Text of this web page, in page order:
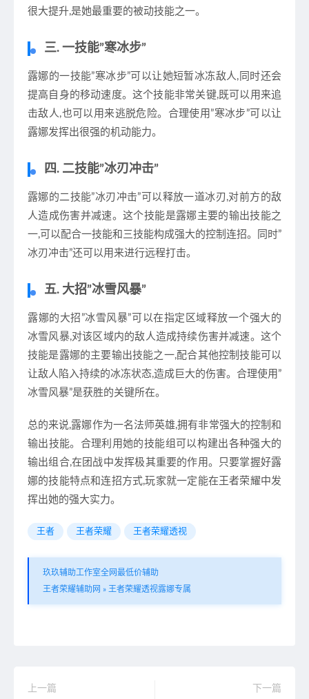
很大提升,是她最重要的被动技能之一。
三. 一技能”寒冰步”
露娜的一技能”寒冰步”可以让她短暂冰冻敌人,同时还会
提高自身的移动速度。这个技能非常关键,既可以用来追
击敌人,也可以用来逃脱危险。合理使用”寒冰步”可以让
露娜发挥出很强的机动能力。
四. 二技能”冰刃冲击”
露娜的二技能”冰刃冲击”可以释放一道冰刃,对前方的敌
人造成伤害并减速。这个技能是露娜主要的输出技能之
一,可以配合一技能和三技能构成强大的控制连招。同时”
冰刃冲击”还可以用来进行远程打击。
五. 大招”冰雪风暴”
露娜的大招”冰雪风暴”可以在指定区域释放一个强大的
冰雪风暴,对该区域内的敌人造成持续伤害并减速。这个
技能是露娜的主要输出技能之一,配合其他控制技能可以
让敌人陷入持续的冰冻状态,造成巨大的伤害。合理使用”
冰雪风暴”是获胜的关键所在。
总的来说,露娜作为一名法师英雄,拥有非常强大的控制和
输出技能。合理利用她的技能组可以构建出各种强大的
输出组合,在团战中发挥极其重要的作用。只要掌握好露
娜的技能特点和连招方式,玩家就一定能在王者荣耀中发
挥出她的强大实力。
王者 王者荣耀 王者荣耀透视
玖玖辅助工作室全网最低价辅助
王者荣耀辅助网 » 王者荣耀透视露娜专属
上一篇
下一篇